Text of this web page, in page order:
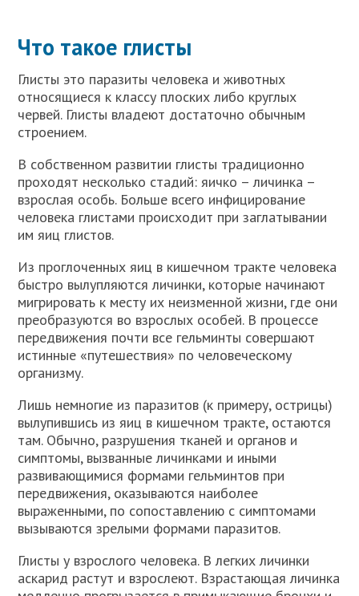
Что такое глисты
Глисты это паразиты человека и животных
относящиеся к классу плоских либо круглых
червей. Глисты владеют достаточно обычным
строением.
В собственном развитии глисты традиционно
проходят несколько стадий: яичко – личинка –
взрослая особь. Больше всего инфицирование
человека глистами происходит при заглатывании
им яиц глистов.
Из проглоченных яиц в кишечном тракте человека
быстро вылупляются личинки, которые начинают
мигрировать к месту их неизменной жизни, где они
преобразуются во взрослых особей. В процессе
передвижения почти все гельминты совершают
истинные «путешествия» по человеческому
организму.
Лишь немногие из паразитов (к примеру, острицы)
вылупившись из яиц в кишечном тракте, остаются
там. Обычно, разрушения тканей и органов и
симптомы, вызванные личинками и иными
развивающимися формами гельминтов при
передвижения, оказываются наиболее
выраженными, по сопоставлению с симптомами
вызываются зрелыми формами паразитов.
Глисты у взрослого человека. В легких личинки
аскарид растут и взрослеют. Взрастающая личинка